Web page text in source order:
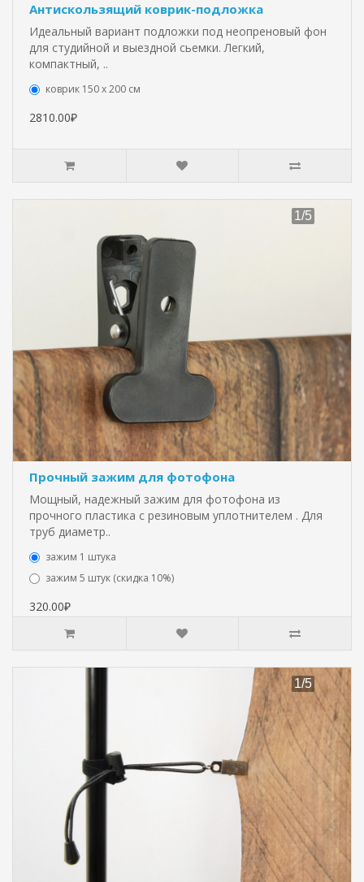
Антискользящий коврик-подложка
Идеальный вариант подложки под неопреновый фон
для студийной и выездной сьемки. Легкий,
компактный, ..
коврик 150 х 200 см
2810.00₽
Прочный зажим для фотофона
Мощный, надежный зажим для фотофона из
прочного пластика с резиновым уплотнителем . Для
труб диаметр..
зажим 1 штука
зажим 5 штук (скидка 10%)
320.00₽